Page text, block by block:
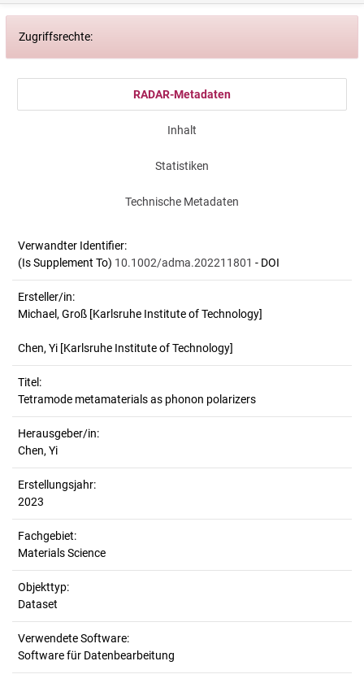
Zugriffsrechte:
RADAR-Metadaten
Inhalt
Statistiken
Technische Metadaten
Verwandter Identifier:
(Is Supplement To) 10.1002/adma.202211801 - DOI
Ersteller/in:
Michael, Groß [Karlsruhe Institute of Technology]
Chen, Yi [Karlsruhe Institute of Technology]
Titel:
Tetramode metamaterials as phonon polarizers
Herausgeber/in:
Chen, Yi
Erstellungsjahr:
2023
Fachgebiet:
Materials Science
Objekttyp:
Dataset
Verwendete Software:
Software für Datenbearbeitung